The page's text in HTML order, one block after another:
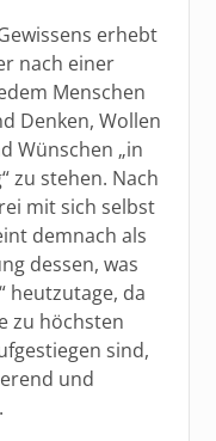
erhebt
nach einer
Menschen
Denken, Wollen
Wünschen „in
zu stehen. Nach
mit sich selbst
demnach als
dessen, was
heutzutage, da
zu höchsten
sind,
und